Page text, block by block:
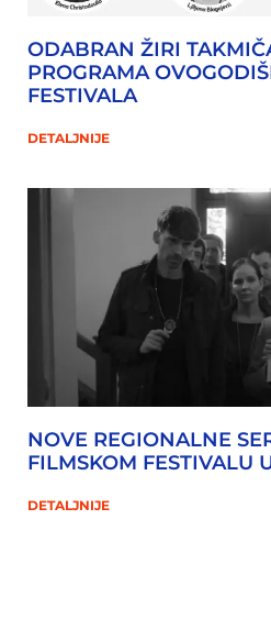
ODABRAN ŽIRI
PROGRAMA
FESTIVALA
DETALJNIJE
NOVE REGIONALNE
FILMSKOM FESTIVALU
DETALJNIJE